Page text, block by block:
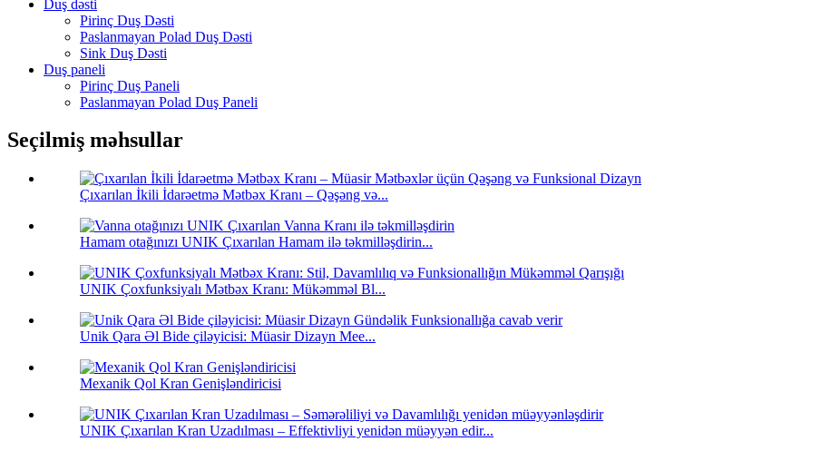
Duş dəsti
Pirinç Duş Dəsti
Paslanmayan Polad Duş Dəsti
Sink Duş Dəsti
Duş paneli
Pirinç Duş Paneli
Paslanmayan Polad Duş Paneli
Seçilmiş məhsullar
Çıxarılan İkili İdarəetmə Mətbəx Kranı – Qəşəng və...
Hamam otağınızı UNIK Çıxarılan Hamam ilə təkmilləşdirin...
UNIK Çoxfunksiyalı Mətbəx Kranı: Mükəmməl Bl...
Unik Qara Əl Bide çiləyicisi: Müasir Dizayn Mee...
Mexanik Qol Kran Genişləndiricisi
UNIK Çıxarılan Kran Uzadılması – Effektivliyi yenidən müəyyən edir...